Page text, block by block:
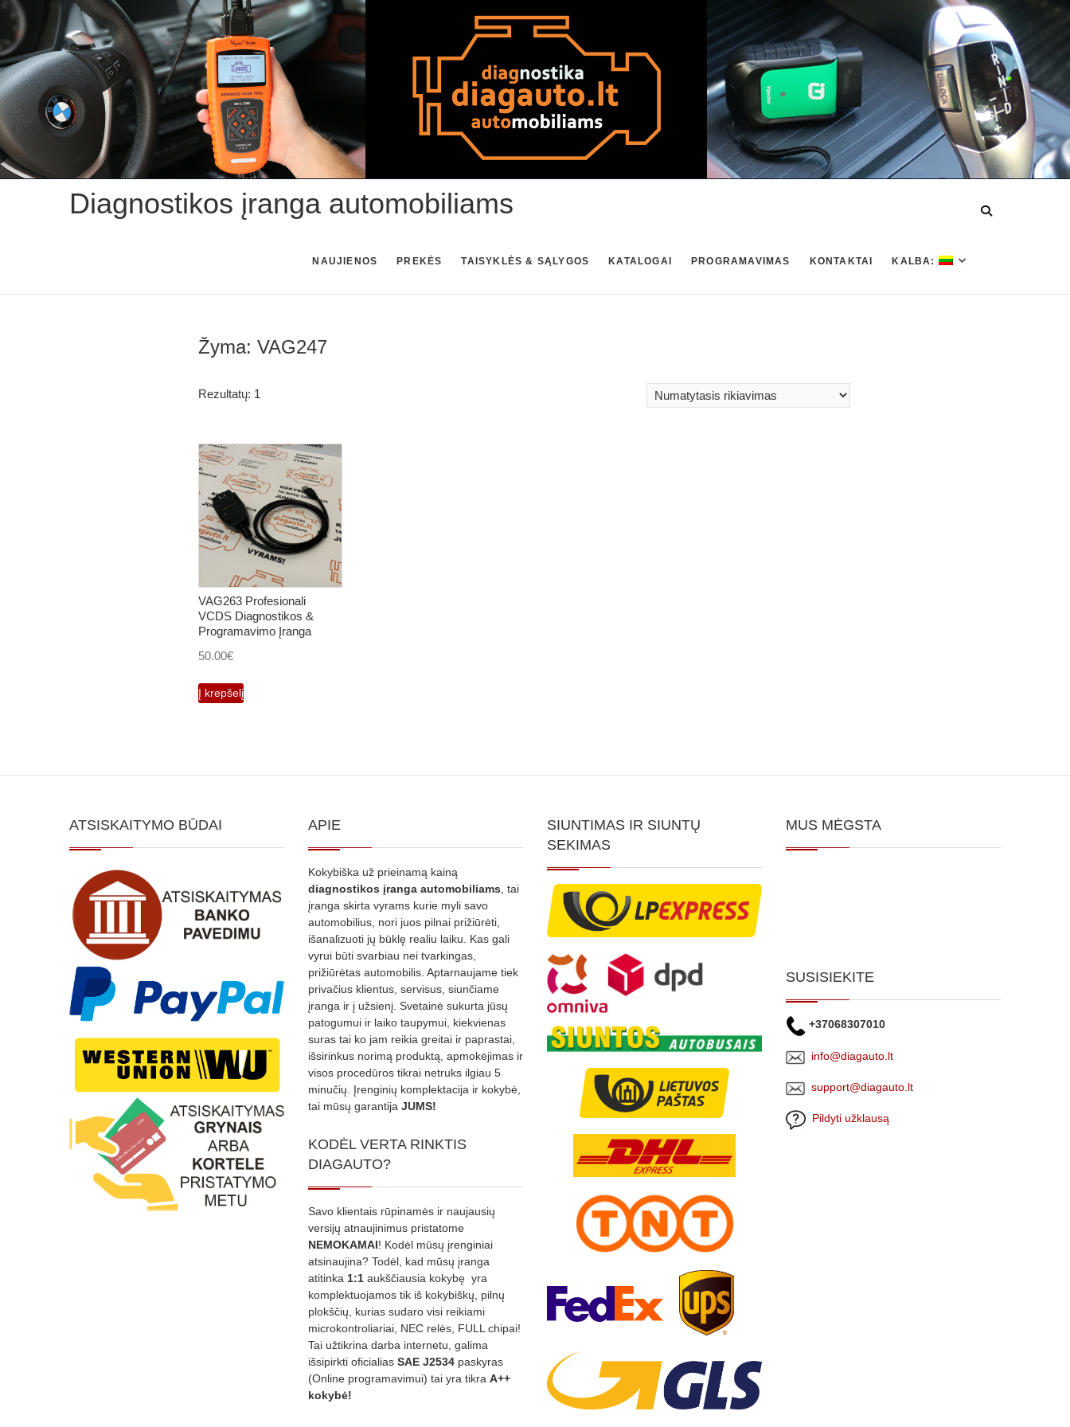
Skip
content
Diagnostikos įranga automobiliams
NAUJIENOS PREKĖS TAISYKLĖS & SĄLYGOS KATALOGAI PROGRAMAVIMAS KONTAKTAI KALBA:
Žyma: VAG247
Rezultatų: 1
VAG263 Profesionali
VCDS Diagnostikos &
Programavimo Įranga
50.00€
Į krepšelį
ATSISKAITYMO BŪDAI APIE
Kokybiška už prieinamą kainą
diagnostikos įranga automobiliams , tai
įranga skirta vyrams kurie myli savo
automobilius, nori juos pilnai prižiūrėti,
išanalizuoti jų būklę realiu laiku. Kas gali
vyrui būti svarbiau nei tvarkingas,
prižiūrėtas automobilis. Aptarnaujame tiek
privačius klientus, servisus, siunčiame
įranga ir į užsienį. Svetainė sukurta jūsų
patogumui ir laiko taupymui, kiekvienas
suras tai ko jam reikia greitai ir paprastai,
išsirinkus norimą produktą, apmokėjimas ir
visos procedūros tikrai netruks ilgiau 5
minučių. Įrenginių komplektacija ir kokybė,
tai mūsų garantija JUMS!
KODĖL VERTA RINKTIS
DIAGAUTO?
Savo klientais rūpinamės ir naujausių
versijų atnaujinimus pristatome
NEMOKAMAI! Kodėl mūsų įrenginiai
atsinaujina? Todėl, kad mūsų įranga
atitinka 1:1 aukščiausia kokybę yra
komplektuojamos tik iš kokybiškų, pilnų
plokščių, kurias sudaro visi reikiami
microkontroliariai, NEC relės, FULL chipai!
Tai užtikrina darba internetu, galima
išsipirkti oficialias SAE J2534 paskyras
(Online programavimui) tai yra tikra A++
kokybė!
SIUNTIMAS IR SIUNTŲ
SEKIMAS
MUS MĖGSTA
SUSISIEKITE
+37068307010
info@diagauto.lt
support@diagauto.lt
Pildyti užklausą